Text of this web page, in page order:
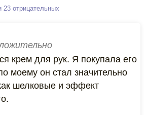
23 отрицательных
крем для рук. Я покупала его
моему он стал значительно
шелковые и эффект